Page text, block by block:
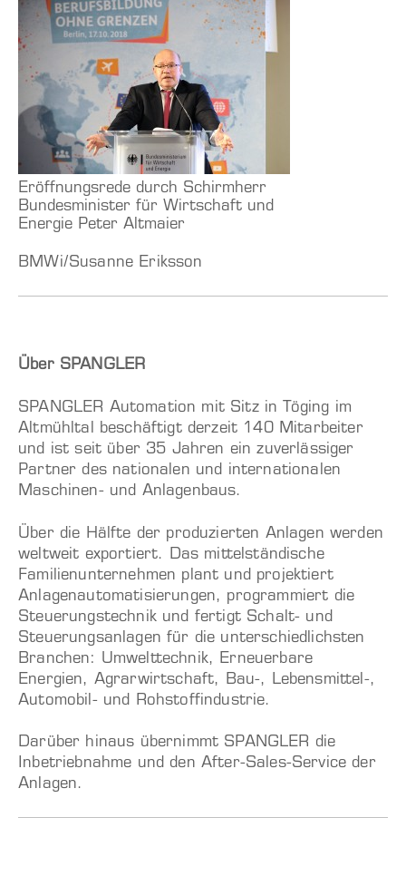
Eröffnungsrede durch Schirmherr
Bundesminister für Wirtschaft und
Energie Peter Altmaier
BMWi/Susanne Eriksson
Über SPANGLER
SPANGLER Automation mit Sitz in Töging im
Altmühltal beschäftigt derzeit 140 Mitarbeiter
und ist seit über 35 Jahren ein zuverlässiger
Partner des nationalen und internationalen
Maschinen- und Anlagenbaus.
Über die Hälfte der produzierten Anlagen werden
weltweit exportiert. Das mittelständische
Familienunternehmen plant und projektiert
Anlagenautomatisierungen, programmiert die
Steuerungstechnik und fertigt Schalt- und
Steuerungsanlagen für die unterschiedlichsten
Branchen: Umwelttechnik, Erneuerbare
Energien, Agrarwirtschaft, Bau-, Lebensmittel-,
Automobil- und Rohstoffindustrie.
Darüber hinaus übernimmt SPANGLER die
Inbetriebnahme und den After-Sales-Service der
Anlagen.